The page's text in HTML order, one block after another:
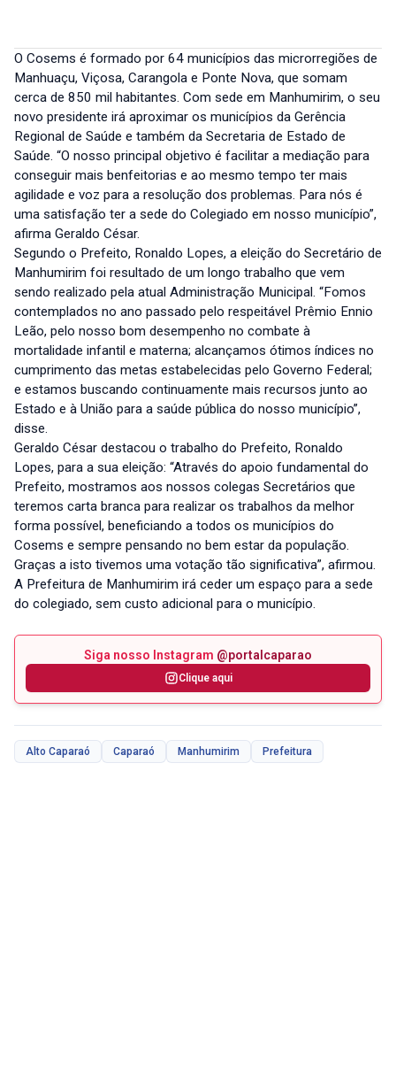
O Cosems é formado por 64 municípios das microrregiões de
Manhuaçu, Viçosa, Carangola e Ponte Nova, que somam
cerca de 850 mil habitantes. Com sede em Manhumirim, o seu
novo presidente irá aproximar os municípios da Gerência
Regional de Saúde e também da Secretaria de Estado de
Saúde. “O nosso principal objetivo é facilitar a mediação para
conseguir mais benfeitorias e ao mesmo tempo ter mais
agilidade e voz para a resolução dos problemas. Para nós é
uma satisfação ter a sede do Colegiado em nosso município”,
afirma Geraldo César.
Segundo o Prefeito, Ronaldo Lopes, a eleição do Secretário de
Manhumirim foi resultado de um longo trabalho que vem
sendo realizado pela atual Administração Municipal. “Fomos
contemplados no ano passado pelo respeitável Prêmio Ennio
Leão, pelo nosso bom desempenho no combate à
mortalidade infantil e materna; alcançamos ótimos índices no
cumprimento das metas estabelecidas pelo Governo Federal;
e estamos buscando continuamente mais recursos junto ao
Estado e à União para a saúde pública do nosso município”,
disse.
Geraldo César destacou o trabalho do Prefeito, Ronaldo
Lopes, para a sua eleição: “Através do apoio fundamental do
Prefeito, mostramos aos nossos colegas Secretários que
teremos carta branca para realizar os trabalhos da melhor
forma possível, beneficiando a todos os municípios do
Cosems e sempre pensando no bem estar da população.
Graças a isto tivemos uma votação tão significativa”, afirmou.
A Prefeitura de Manhumirim irá ceder um espaço para a sede
do colegiado, sem custo adicional para o município.
Siga nosso Instagram @portalcaparao
Clique aqui
Alto Caparaó Caparaó Manhumirim Prefeitura